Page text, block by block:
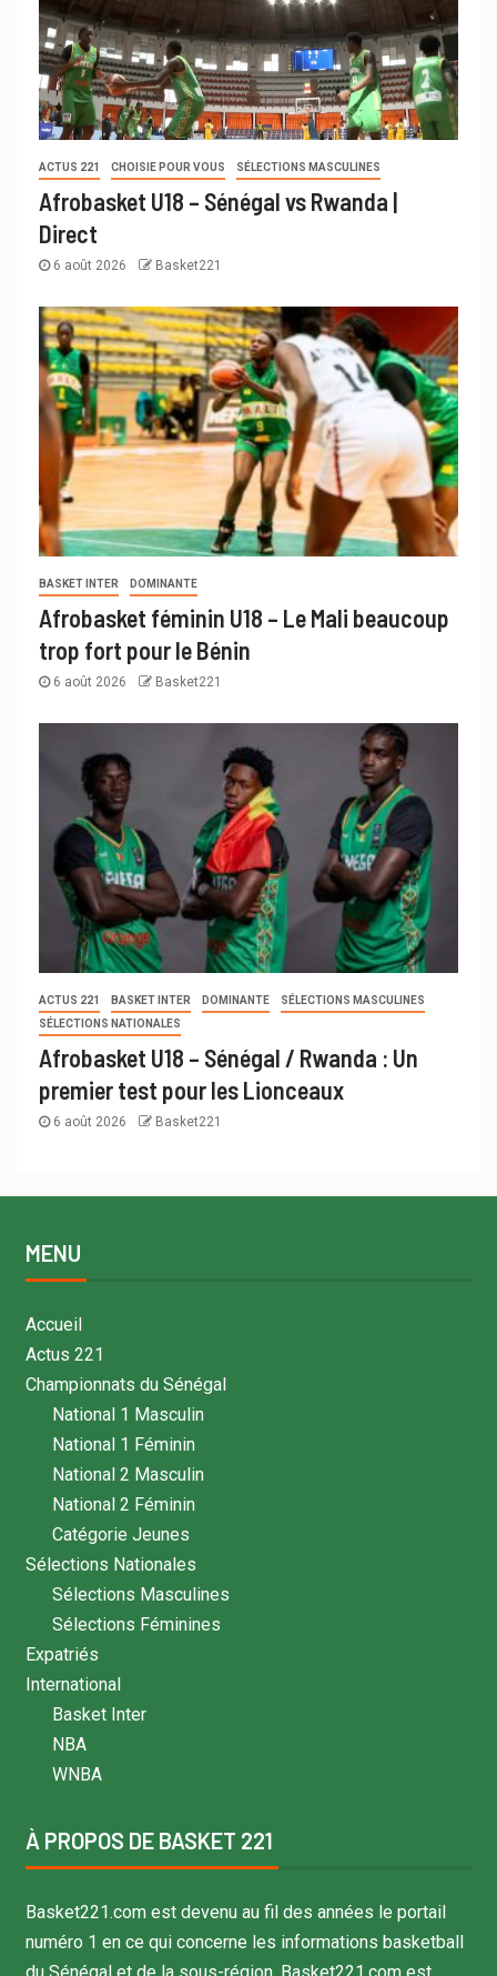
ACTUS 221 CHOISIE POUR VOUS SÉLECTIONS MASCULINES
Afrobasket U18 – Sénégal vs Rwanda |
Direct
6 août 2026 Basket221
BASKET INTER DOMINANTE
Afrobasket féminin U18 – Le Mali beaucoup
trop fort pour le Bénin
6 août 2026 Basket221
ACTUS 221 BASKET INTER DOMINANTE
SÉLECTIONS MASCULINES
SÉLECTIONS NATIONALES
Afrobasket U18 – Sénégal / Rwanda : Un
premier test pour les Lionceaux
6 août 2026 Basket221
MENU
Accueil
Actus 221
Championnats du Sénégal
National 1 Masculin
National 1 Féminin
National 2 Masculin
National 2 Féminin
Catégorie Jeunes
Sélections Nationales
Sélections Masculines
Sélections Féminines
Expatriés
International
Basket Inter
NBA
WNBA
À PROPOS DE BASKET 221
Basket221.com est devenu au fil des années le portail
numéro 1 en ce qui concerne les informations basketball